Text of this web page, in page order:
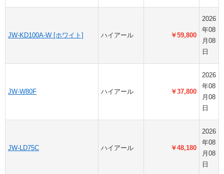
JW-KD100A-W [ホワイト] ハイアール ￥59,800
2026
年08
月08
日
JW-W80F ハイアール ￥37,800
2026
年08
月08
日
JW-LD75C ハイアール ￥48,180
2026
年08
月08
日